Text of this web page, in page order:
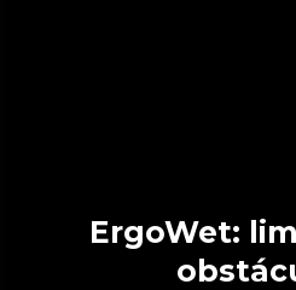
ErgoWet: limpeza sem